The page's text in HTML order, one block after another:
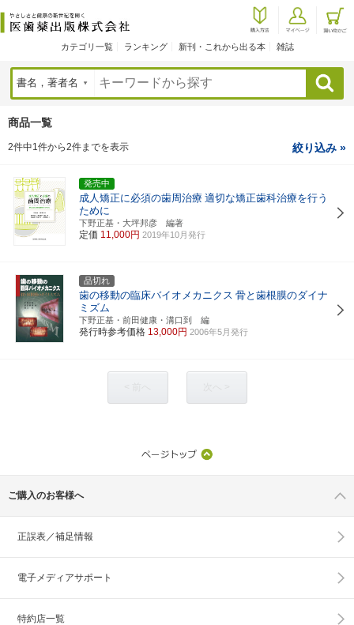
カテゴリ一覧 ランキング 新刊・これから出る本 雑誌
検索
商品一覧
2件中1件から2件までを表示 絞り込み »
発売中
成人矯正に必須の歯周治療 適切な矯正歯科治療を行う
ために
下野正基・大坪邦彦 編著
定価 11,000円 2019年10月発行
品切れ
歯の移動の臨床バイオメカニクス 骨と歯根膜のダイナ
ミズム
下野正基・前田健康・溝口到 編
発行時参考価格 13,000円 2006年5月発行
ご購入のお客様へ
正誤表／補足情報
電子メディアサポート
特約店一覧